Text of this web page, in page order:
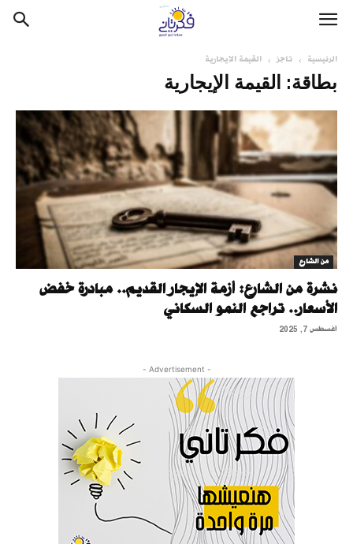
الرئيسية تاجز القيمة الإيجارية
بطاقة: القيمة الإيجارية
من الشارع
نشرة من الشارع: أزمة الإيجار القديم.. مبادرة خفض
الأسعار.. تراجع النمو السكاني
أغسطس 7, 2025
- Advertisement -